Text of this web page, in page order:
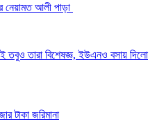
নেয়ামত আলী পাড়া
তবুও তারা বিশেষজ্ঞ, ইউএনও বসায় দিলো
টাকা জরিমানা